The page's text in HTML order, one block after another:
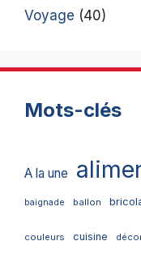
Voyage (40)
Mots-clés
A la une
baignade ballon
couleurs cuisine